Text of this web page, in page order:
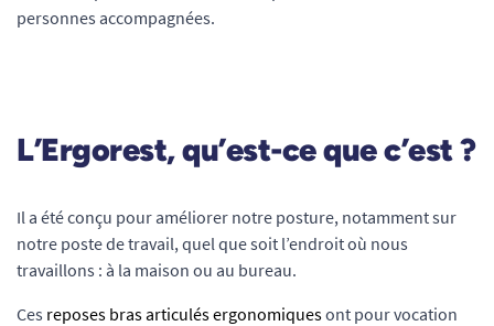
personnes accompagnées.
L’Ergorest, qu’est-ce que c’est ?
Il a été conçu pour améliorer notre posture, notamment sur
notre poste de travail, quel que soit l’endroit où nous
travaillons : à la maison ou au bureau.
Ces reposes bras articulés ergonomiquesont pour vocation